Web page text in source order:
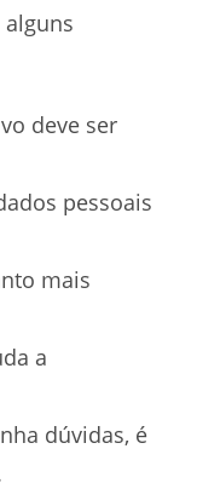
deve ser
pessoais
mais
a
dúvidas, é